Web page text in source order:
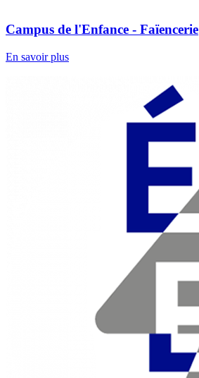
Campus de l'Enfance - Faïencerie
En savoir plus